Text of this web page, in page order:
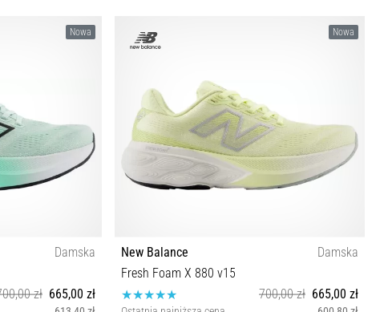
40½ 41 41½ 40 40½ 41½ 42 42½ 43 44 44½ 45 45½ 46½ 47
Nowa
Damska
zł 665,00 zł
Nowa
New Balance
Damska
Fresh Foam X 880 v15
700,00 zł 665,00 zł